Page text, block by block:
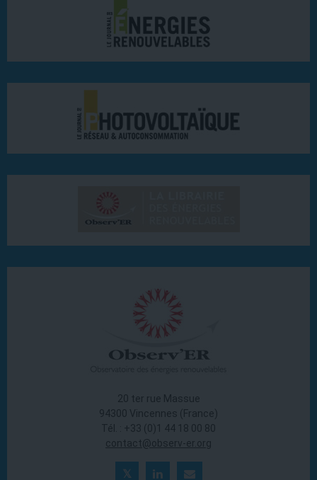
20 ter rue Massue
94300 Vincennes (France)
Tél. : +33 (0)1 44 18 00 80
contact@observ-er.org